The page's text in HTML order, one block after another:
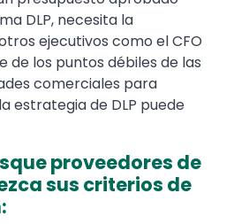
DLP, necesita la
ejecutivos como el CFO
de los puntos débiles de las
comerciales para
estrategia de DLP puede
proveedores de
sus criterios de